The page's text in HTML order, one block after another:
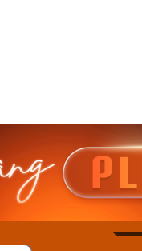
44
Casio
230EL-
Mua